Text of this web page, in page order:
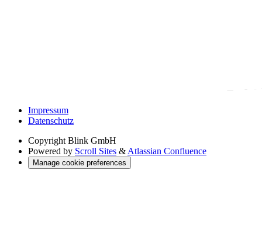
Impressum
Datenschutz
Copyright Blink GmbH
Powered by Scroll Sites & Atlassian Confluence
Manage cookie preferences